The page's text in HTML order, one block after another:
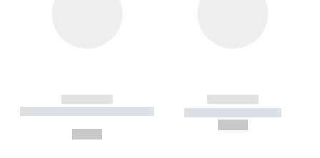
------------
----------- ----------- --------
------------
----------- -----------